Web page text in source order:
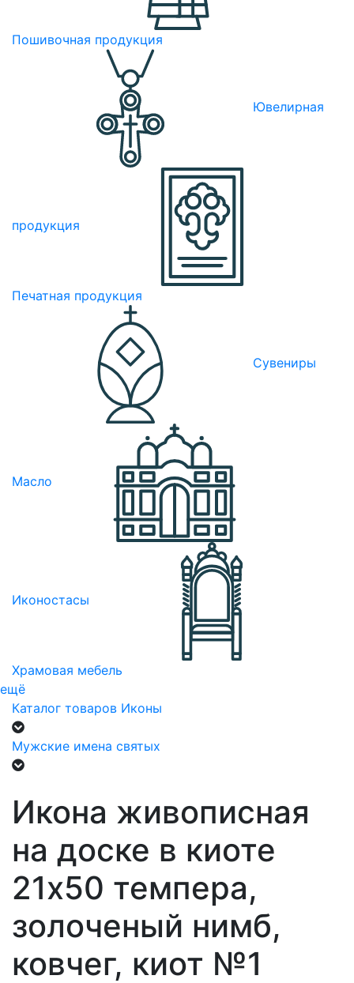
Пошивочная продукция
Ювелирная
продукция
Печатная продукция
Сувениры
Масло
Иконостасы
Храмовая мебель
ещё
Каталог товаров Иконы
Мужские имена святых
Икона живописная
на доске в киоте
21х50 темпера,
золоченый нимб,
ковчег, киот №1